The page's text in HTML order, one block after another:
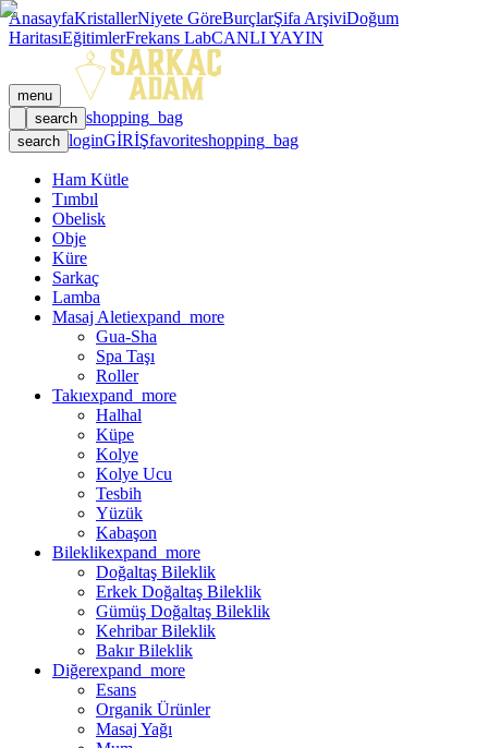
AnasayfaKristallerNiyete GöreBurçlarŞifa ArşiviDoğum
HaritasıEğitimlerFrekans LabCANLI YAYIN
menu
search shopping_bag
search loginGİRİŞfavoriteshopping_bag
Ham Kütle
Tımbıl
Obelisk
Obje
Küre
Sarkaç
Lamba
Masaj Aletiexpand_more
Gua-Sha
Spa Taşı
Roller
Takıexpand_more
Halhal
Küpe
Kolye
Kolye Ucu
Tesbih
Yüzük
Kabaşon
Bileklikexpand_more
Doğaltaş Bileklik
Erkek Doğaltaş Bileklik
Gümüş Doğaltaş Bileklik
Kehribar Bileklik
Bakır Bileklik
Diğerexpand_more
Esans
Organik Ürünler
Masaj Yağı